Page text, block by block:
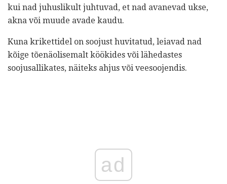
kui nad juhuslikult juhtuvad, et nad avanevad ukse,
akna või muude avade kaudu.
Kuna krikettidel on soojust huvitatud, leiavad nad
kõige tõenäolisemalt köökides või lähedastes
soojusallikates, näiteks ahjus või veesoojendis.
ad